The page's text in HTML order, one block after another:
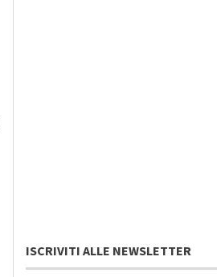
ISCRIVITI ALLE NEWSLETTER